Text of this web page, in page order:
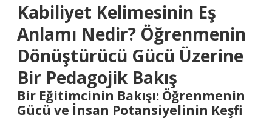
Kabiliyet Kelimesinin Eş
Anlamı Nedir? Öğrenmenin
Dönüştürücü Gücü Üzerine
Bir Pedagojik Bakış
Bir Eğitimcinin Bakışı: Öğrenmenin
Gücü ve İnsan Potansiyelinin Keşfi